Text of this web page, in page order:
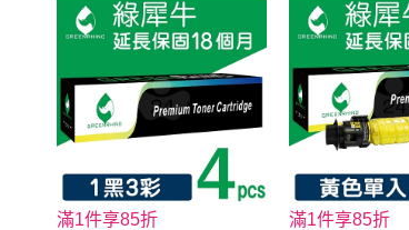
滿1件享85折
滿1件享85折